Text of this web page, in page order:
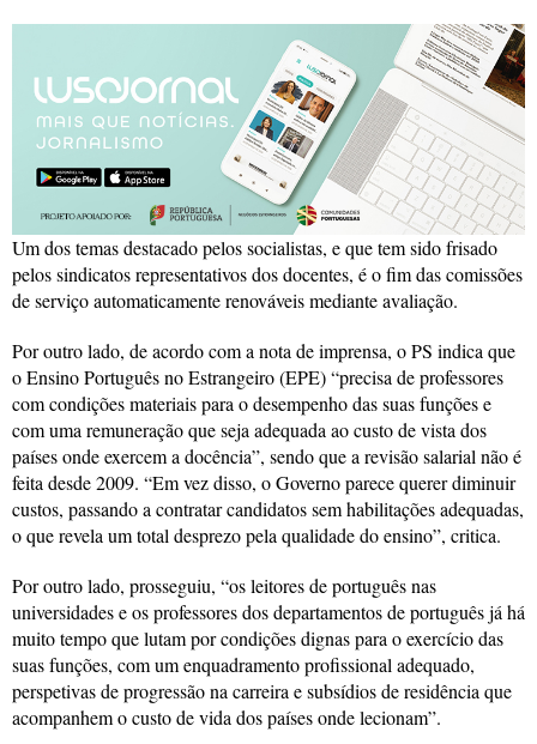
Um dos temas destacado pelos socialistas, e que tem sido frisado
pelos sindicatos representativos dos docentes, é o fim das comissões
de serviço automaticamente renováveis mediante avaliação.
Por outro lado, de acordo com a nota de imprensa, o PS indica que
o Ensino Português no Estrangeiro (EPE) “precisa de professores
com condições materiais para o desempenho das suas funções e
com uma remuneração que seja adequada ao custo de vista dos
países onde exercem a docência”, sendo que a revisão salarial não é
feita desde 2009. “Em vez disso, o Governo parece querer diminuir
custos, passando a contratar candidatos sem habilitações adequadas,
o que revela um total desprezo pela qualidade do ensino”, critica.
Por outro lado, prosseguiu, “os leitores de português nas
universidades e os professores dos departamentos de português já há
muito tempo que lutam por condições dignas para o exercício das
suas funções, com um enquadramento profissional adequado,
perspetivas de progressão na carreira e subsídios de residência que
acompanhem o custo de vida dos países onde lecionam”.